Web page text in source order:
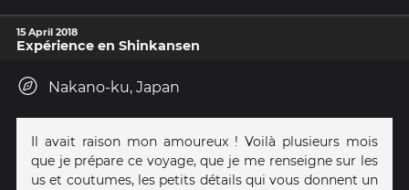
15 April 2018
Expérience en Shinkansen
Nakano-ku, Japan
Il avait raison mon amoureux ! Voilà plusieurs mois
que je prépare ce voyage, que je me renseigne sur les
us et coutumes, les petits détails qui vous donnent un